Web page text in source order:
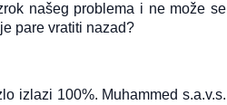
našeg problema i ne može se
pare vratiti nazad?
izlazi 100%. Muhammed s.a.v.s.